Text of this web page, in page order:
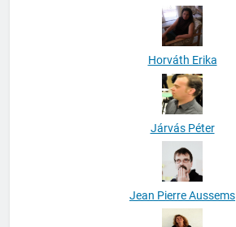
Horváth Erika
Járvás Péter
Jean Pierre Aussems